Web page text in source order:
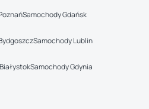
Samochody Gdańsk
Samochody Lublin
Samochody Gdynia